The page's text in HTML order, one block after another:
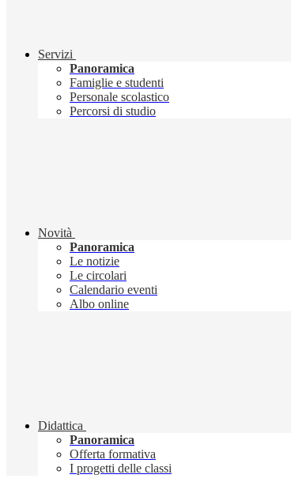
Servizi
Panoramica
Famiglie e studenti
Personale scolastico
Percorsi di studio
Novità
Panoramica
Le notizie
Le circolari
Calendario eventi
Albo online
Didattica
Panoramica
Offerta formativa
I progetti delle classi